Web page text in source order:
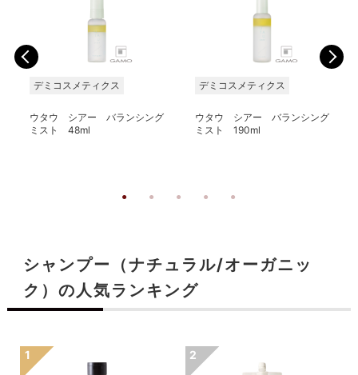
デミコスメティクス
ウタウ シアー バランシング
ミスト 48ml
デミコスメティクス
ウタウ シアー バランシング
ミスト 190ml
シャンプー（ナチュラル/オーガニッ
ク）の人気ランキング